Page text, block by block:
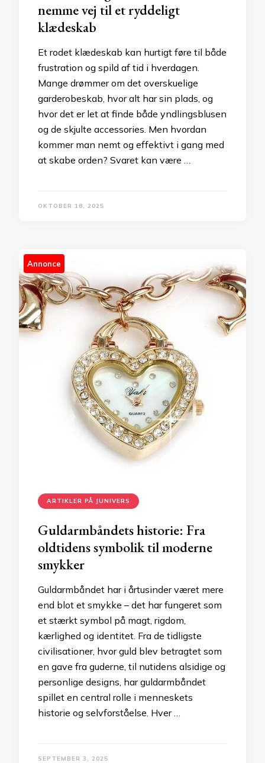
nemme vej til et ryddeligt
klædeskab
Et rodet klædeskab kan hurtigt føre til både
frustration og spild af tid i hverdagen.
Mange drømmer om det overskuelige
garderobeskab, hvor alt har sin plads, og
hvor det er let at finde både yndlingsblusen
og de skjulte accessories. Men hvordan
kommer man nemt og effektivt i gang med
at skabe orden? Svaret kan være …
OKTOBER 18, 2025
Annonce
ARTIKLER PÅ JUNIVERS
Guldarmbåndets historie: Fra
oldtidens symbolik til moderne
smykker
Guldarmbåndet har i årtusinder været mere
end blot et smykke – det har fungeret som
et stærkt symbol på magt, rigdom,
kærlighed og identitet. Fra de tidligste
civilisationer, hvor guld blev betragtet som
en gave fra guderne, til nutidens alsidige og
personlige designs, har guldarmbåndet
spillet en central rolle i menneskets
historie og selvforståelse. Hver …
SEPTEMBER 3, 2025